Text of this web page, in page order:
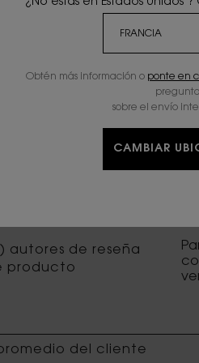
¿No estás en Estados Unidos
Obtén más información o ponte en
sobre el envío
CAMBIAR